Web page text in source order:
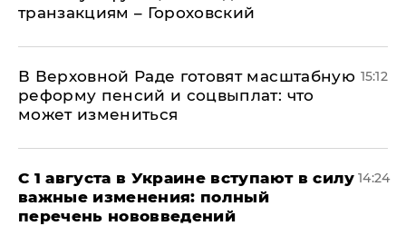
транзакциям – Гороховский
В Верховной Раде готовят масштабную
реформу пенсий и соцвыплат: что
может измениться
15:12
С 1 августа в Украине вступают в силу
важные изменения: полный
перечень нововведений
14:24